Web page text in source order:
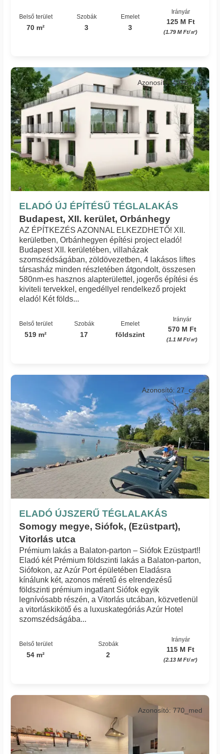
Belső terület
70 m²
Szobák
3
Emelet
3
Irányár
125 M Ft
(1.79 M Ft/㎡)
ELADÓ ÚJ ÉPÍTÉSŰ TÉGLALAKÁS
Budapest, XII. kerület, Orbánhegy
Azonosító: 4075_red
AZ ÉPÍTKEZÉS AZONNAL ELKEZDHETŐ! XII.
kerületben, Orbánhegyen építési project eladó!
Budapest XII. kerületében, villaházak
szomszédságában, zöldövezetben, 4 lakásos liftes
társasház minden részletében átgondolt, összesen
580nm-es hasznos alapterülettel, jogerős építési és
kiviteli tervekkel, engedéllyel rendelkező projekt
eladó! Két földs...
Belső terület
519 m²
Szobák
17
Emelet
földszint
Irányár
570 M Ft
(1.1 M Ft/㎡)
ELADÓ ÚJSZERŰ TÉGLALAKÁS
Somogy megye, Siófok, (Ezüstpart),
Vitorlás utca
Azonosító: 27_cssz
Prémium lakás a Balaton-parton – Siófok Ezüstpart!!
Eladó két Prémium földszinti lakás a Balaton-parton,
Siófokon, az Azúr Port épületében Eladásra
kínálunk két, azonos méretű és elrendezésű
földszinti prémium ingatlant Siófok egyik
legnívósabb részén, a Vitorlás utcában, közvetlenül
a vitorláskikötő és a luxuskategóriás Azúr Hotel
szomszédságába...
Belső terület
54 m²
Szobák
2
Irányár
115 M Ft
(2.13 M Ft/㎡)
Azonosító: 770_med